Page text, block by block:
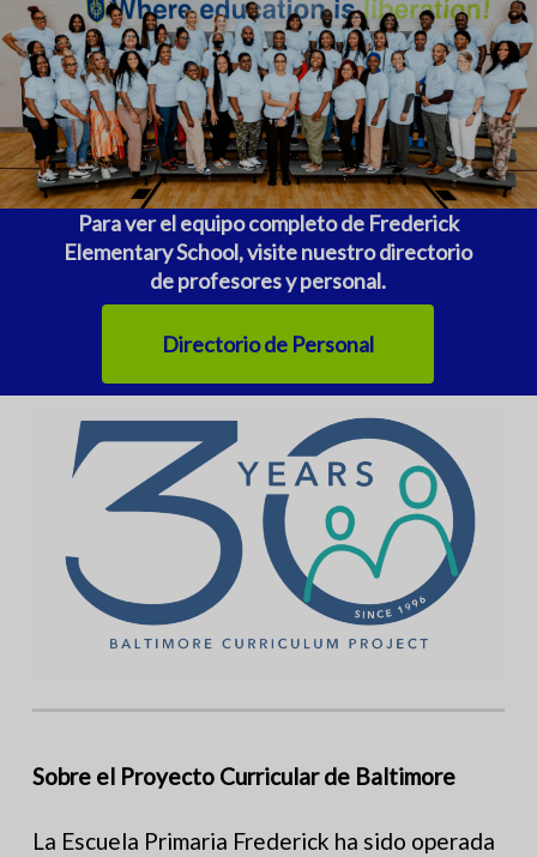
Para ver el equipo completo de Frederick
Elementary School, visite nuestro directorio
de profesores y personal.
Directorio de Personal
Sobre el Proyecto Curricular de Baltimore
La Escuela Primaria Frederick ha sido operada